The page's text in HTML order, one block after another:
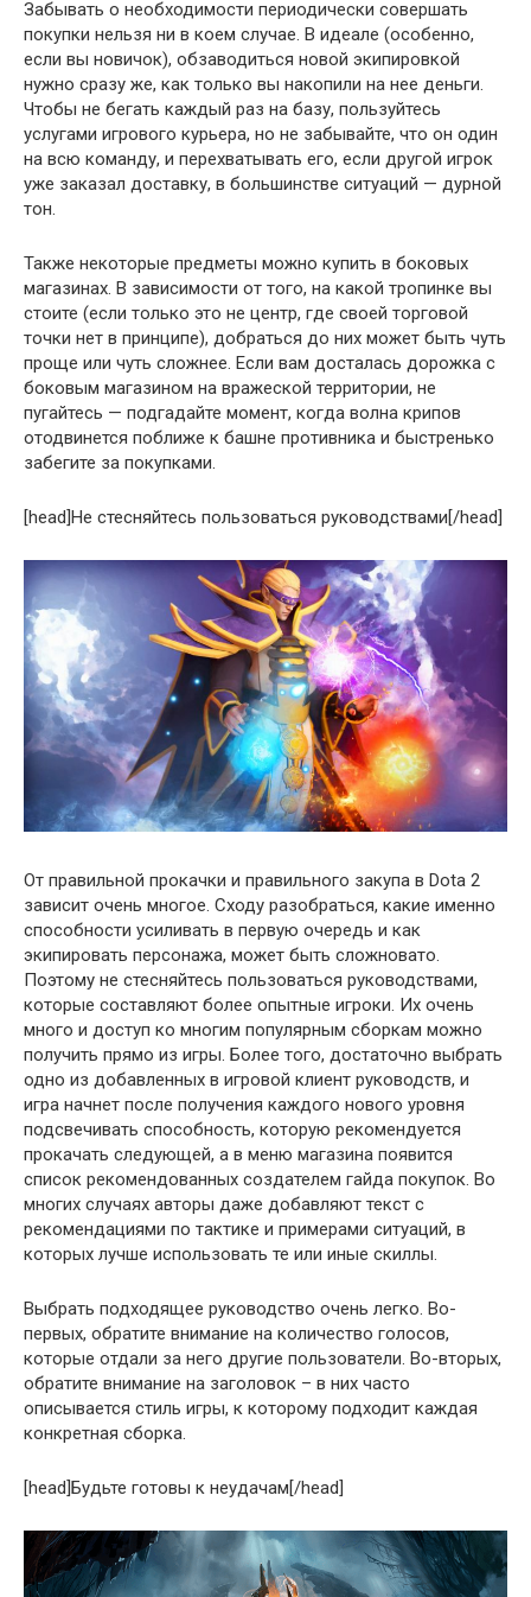
Забывать о необходимости периодически совершать
покупки нельзя ни в коем случае. В идеале (особенно,
если вы новичок), обзаводиться новой экипировкой
нужно сразу же, как только вы накопили на нее деньги.
Чтобы не бегать каждый раз на базу, пользуйтесь
услугами игрового курьера, но не забывайте, что он один
на всю команду, и перехватывать его, если другой игрок
уже заказал доставку, в большинстве ситуаций — дурной
тон.
Также некоторые предметы можно купить в боковых
магазинах. В зависимости от того, на какой тропинке вы
стоите (если только это не центр, где своей торговой
точки нет в принципе), добраться до них может быть чуть
проще или чуть сложнее. Если вам досталась дорожка с
боковым магазином на вражеской территории, не
пугайтесь — подгадайте момент, когда волна крипов
отодвинется поближе к башне противника и быстренько
забегите за покупками.
[head]Не стесняйтесь пользоваться руководствами[/head]
От правильной прокачки и правильного закупа в Dota 2
зависит очень многое. Сходу разобраться, какие именно
способности усиливать в первую очередь и как
экипировать персонажа, может быть сложновато.
Поэтому не стесняйтесь пользоваться руководствами,
которые составляют более опытные игроки. Их очень
много и доступ ко многим популярным сборкам можно
получить прямо из игры. Более того, достаточно выбрать
одно из добавленных в игровой клиент руководств, и
игра начнет после получения каждого нового уровня
подсвечивать способность, которую рекомендуется
прокачать следующей, а в меню магазина появится
список рекомендованных создателем гайда покупок. Во
многих случаях авторы даже добавляют текст с
рекомендациями по тактике и примерами ситуаций, в
которых лучше использовать те или иные скиллы.
Выбрать подходящее руководство очень легко. Во-
первых, обратите внимание на количество голосов,
которые отдали за него другие пользователи. Во-вторых,
обратите внимание на заголовок – в них часто
описывается стиль игры, к которому подходит каждая
конкретная сборка.
[head]Будьте готовы к неудачам[/head]